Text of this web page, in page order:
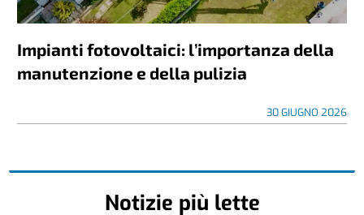
Impianti fotovoltaici: l’importanza della
manutenzione e della pulizia
30 GIUGNO 2026
Notizie più lette